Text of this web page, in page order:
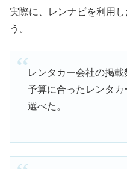
実際に、レンナビを利用
う。
レンタカー会社の掲
予算に合ったレンタ
選べた。